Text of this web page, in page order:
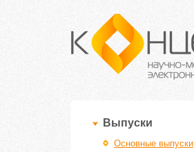
Выпуски
Основные выпуски